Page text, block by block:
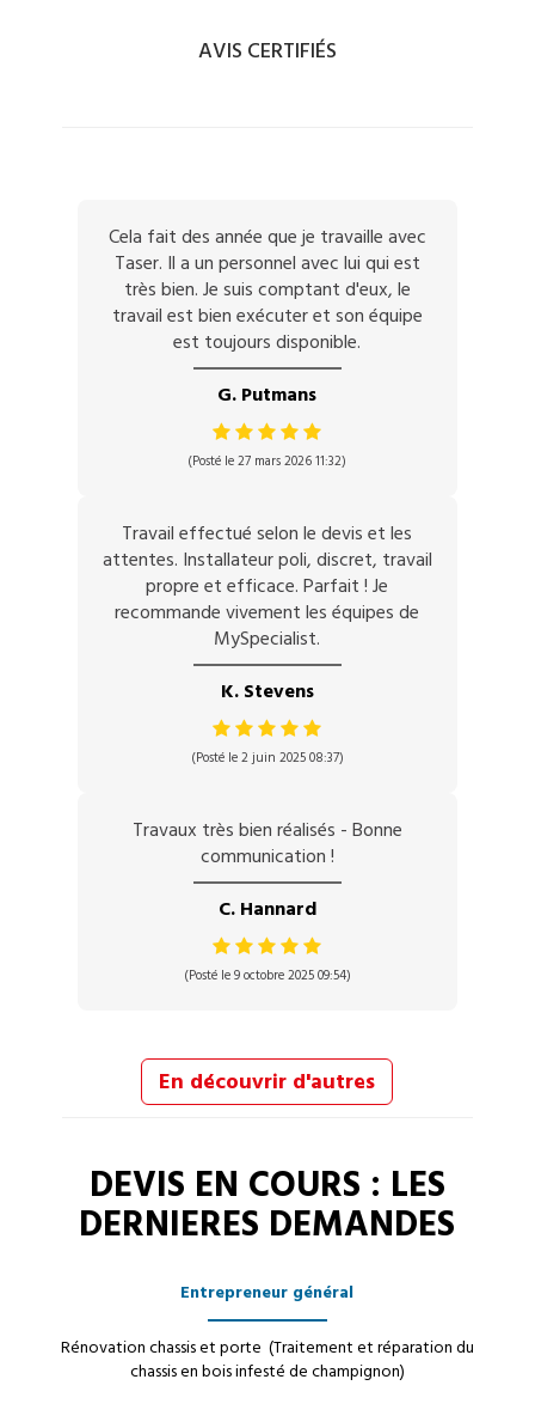
AVIS CERTIFIÉS
Cela fait des année que je travaille avec
Taser. Il a un personnel avec lui qui est
très bien. Je suis comptant d'eux, le
travail est bien exécuter et son équipe
est toujours disponible.
G. Putmans
(Posté le 27 mars 2026 11:32)
Travail effectué selon le devis et les
attentes. Installateur poli, discret, travail
propre et efficace. Parfait ! Je
recommande vivement les équipes de
MySpecialist.
K. Stevens
(Posté le 2 juin 2025 08:37)
Travaux très bien réalisés - Bonne
communication !
C. Hannard
(Posté le 9 octobre 2025 09:54)
En découvrir d'autres
DEVIS EN COURS : LES
DERNIERES DEMANDES
Entrepreneur général
Rénovation chassis et porte (Traitement et réparation du
chassis en bois infesté de champignon)